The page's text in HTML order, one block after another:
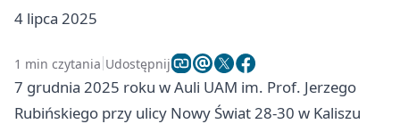
4 lipca 2025
1 min czytania Udostępnij
7 grudnia 2025 roku w Auli UAM im. Prof. Jerzego
Rubińskiego przy ulicy Nowy Świat 28-30 w Kaliszu